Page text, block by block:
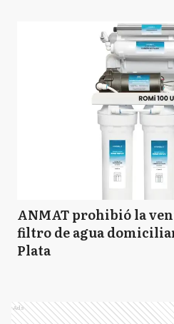
ANMAT prohibió la
filtro de agua
Plata
Ads